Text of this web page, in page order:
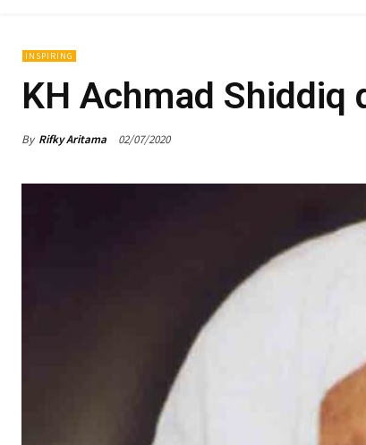
INSPIRING
KH Achmad Shiddiq
By Rifky Aritama 02/07/2020